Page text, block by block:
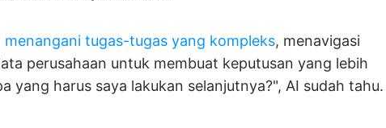
menangani tugas-tugas yang kompleks, menavigasi
perusahaan untuk membuat keputusan yang lebih
yang harus saya lakukan selanjutnya?", AI sudah tahu.